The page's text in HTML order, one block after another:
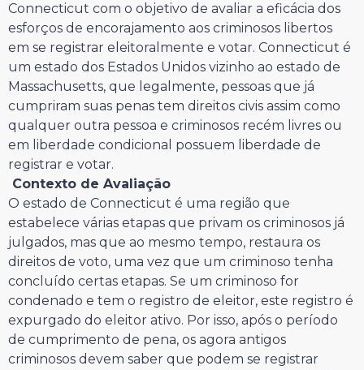
Connecticut com o objetivo de avaliar a eficácia dos
esforços de encorajamento aos criminosos libertos
em se registrar eleitoralmente e votar. Connecticut é
um estado dos Estados Unidos vizinho ao estado de
Massachusetts, que legalmente, pessoas que já
cumpriram suas penas tem direitos civis assim como
qualquer outra pessoa e criminosos recém livres ou
em liberdade condicional possuem liberdade de
registrar e votar.
Contexto de Avaliação
O estado de Connecticut é uma região que
estabelece várias etapas que privam os criminosos já
julgados, mas que ao mesmo tempo, restaura os
direitos de voto, uma vez que um criminoso tenha
concluído certas etapas. Se um criminoso for
condenado e tem o registro de eleitor, este registro é
expurgado do eleitor ativo. Por isso, após o período
de cumprimento de pena, os agora antigos
criminosos devem saber que podem se registrar